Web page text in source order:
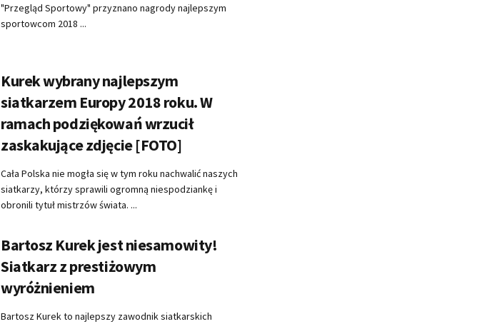
"Przegląd Sportowy" przyznano nagrody najlepszym
sportowcom 2018 ...
Kurek wybrany najlepszym
siatkarzem Europy 2018 roku. W
ramach podziękowań wrzucił
zaskakujące zdjęcie [FOTO]
Cała Polska nie mogła się w tym roku nachwalić naszych
siatkarzy, którzy sprawili ogromną niespodziankę i
obronili tytuł mistrzów świata. ...
Bartosz Kurek jest niesamowity!
Siatkarz z prestiżowym
wyróżnieniem
Bartosz Kurek to najlepszy zawodnik siatkarskich